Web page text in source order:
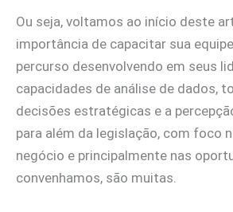
Ou seja, voltamos ao início deste
importância de capacitar sua
percurso desenvolvendo em seus
capacidades de análise de dados,
decisões estratégicas e a
para além da legislação, com foco
negócio e principalmente nas
convenhamos, são muitas.